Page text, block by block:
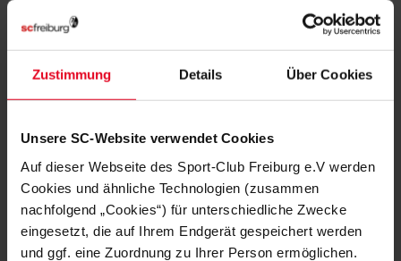
Zustimmung Details Über Cookies
Unsere SC-Website verwendet Cookies
Auf dieser Webseite des Sport-Club Freiburg e.V werden
Cookies und ähnliche Technologien (zusammen
nachfolgend „Cookies“) für unterschiedliche Zwecke
eingesetzt, die auf Ihrem Endgerät gespeichert werden
und ggf. eine Zuordnung zu Ihrer Person ermöglichen.
Spiel einen Bänderriss im Sprunggelenk zugezogen hat.
Der letztjährige Zweitliga-Absteiger Arminia Bielefeld kämpfte
zuletzt mit seiner Form. Das 0:2 gegen den FC Viktoria Köln
am vergangenen Samstag war die fünfte Niederlage in Folge
hatten vor diesem Spieltag als Tabellenfünfzehnter noch einen
Unterstützung werden die Ostwestfalen im Dreisamstadion
am Samstag von 800 bis 1.000 Gästefans erfahren, die ihre
Mannschaft nach Südbaden begleiten. Karten für das
Heimspiel gegen Arminia Bielefeld sind imTicket-Onlineshop